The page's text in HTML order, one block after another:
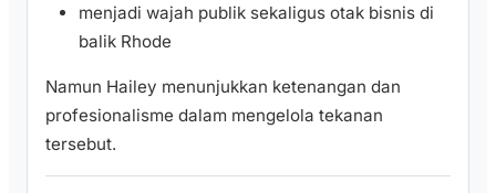
menjadi wajah publik sekaligus otak bisnis di
balik Rhode
Namun Hailey menunjukkan ketenangan dan
profesionalisme dalam mengelola tekanan
tersebut.